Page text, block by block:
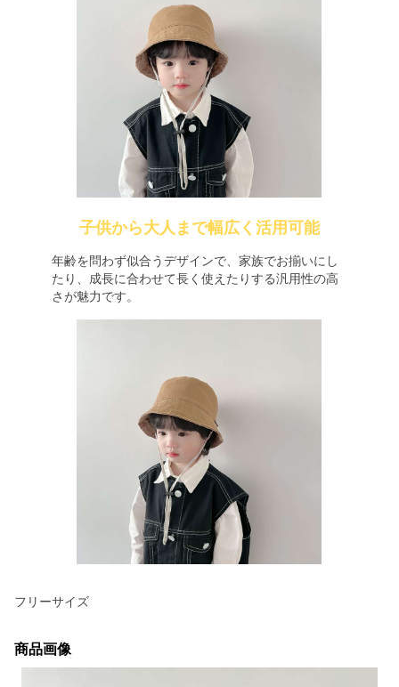
子供から大人まで幅広く活用可能
年齢を問わず似合うデザインで、家族でお揃いにし
たり、成長に合わせて長く使えたりする汎用性の高
さが魅力です。
フリーサイズ
商品画像